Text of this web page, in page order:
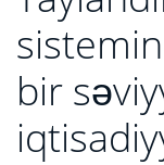
bir